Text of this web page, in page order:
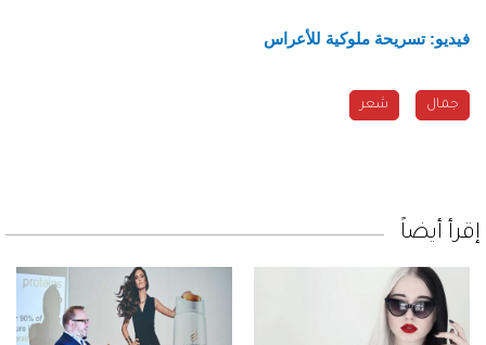
فيديو: تسريحة ملوكية للأعراس
جمال شعر
إقرأ أيضاً